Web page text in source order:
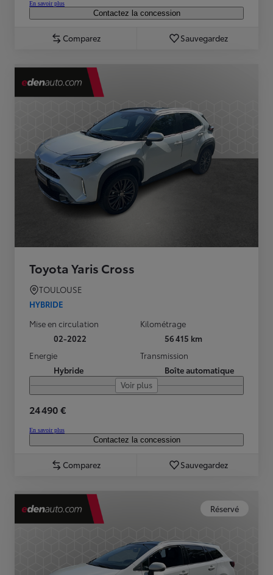
En savoir plus
Contactez la concession
Comparez Sauvegardez
Toyota Yaris Cross
TOULOUSE
HYBRIDE
Mise en circulation
02-2022
Kilométrage
56 415 km
Energie
Hybride
Transmission
Boîte automatique
Voir plus
24 490 €
En savoir plus
Contactez la concession
Comparez Sauvegardez
Réservé